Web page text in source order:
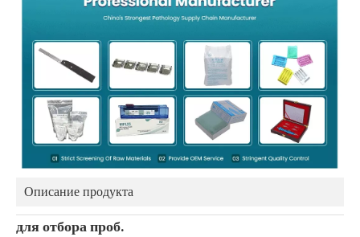
Описание продукта
для отбора проб.